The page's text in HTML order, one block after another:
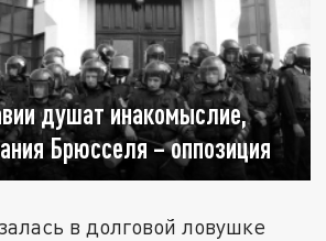
душат инакомыслие,
Брюсселя – оппозиция
в долговой ловушке